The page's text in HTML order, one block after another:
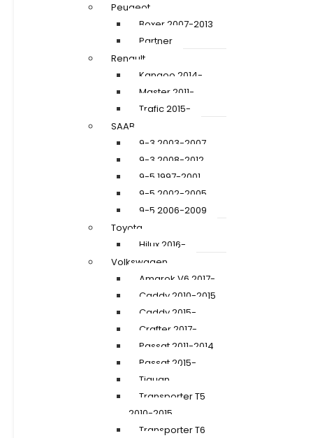
Peugeot
Boxer 2007-2013
Partner
Renault
Kangoo 2014-
Master 2011-
Trafic 2015-
SAAB
9-3 2003-2007
9-3 2008-2012
9-5 1997-2001
9-5 2002-2005
9-5 2006-2009
Toyota
Hilux 2016-
Volkswagen
Amarok V6 2017-
Caddy 2010-2015
Caddy 2015-
Crafter 2017-
Passat 2011-2014
Passat 2015-
Tiguan
Transporter T5
2010-2015
Transporter T6